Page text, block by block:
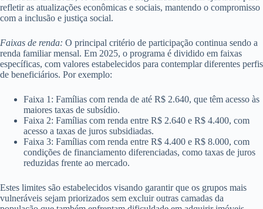
refletir as atualizações econômicas e sociais, mantendo o compromisso
com a inclusão e justiça social.
Faixas de renda: O principal critério de participação continua sendo a
renda familiar mensal. Em 2025, o programa é dividido em faixas
específicas, com valores estabelecidos para contemplar diferentes perfis
de beneficiários. Por exemplo:
Faixa 1: Famílias com renda de até R$ 2.640, que têm acesso às
maiores taxas de subsídio.
Faixa 2: Famílias com renda entre R$ 2.640 e R$ 4.400, com
acesso a taxas de juros subsidiadas.
Faixa 3: Famílias com renda entre R$ 4.400 e R$ 8.000, com
condições de financiamento diferenciadas, como taxas de juros
reduzidas frente ao mercado.
Estes limites são estabelecidos visando garantir que os grupos mais
vulneráveis sejam priorizados sem excluir outras camadas da